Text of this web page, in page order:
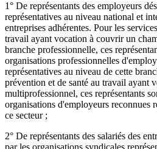
1° De représentants des employeurs
représentatives au niveau national et
entreprises adhérentes. Pour les
travail ayant vocation à couvrir un
branche professionnelle, ces
organisations professionnelles
représentatives au niveau de cette
prévention et de santé au travail ayant
multiprofessionnel, ces représentants
organisations d'employeurs reconnues
ce secteur ;
2° De représentants des salariés des